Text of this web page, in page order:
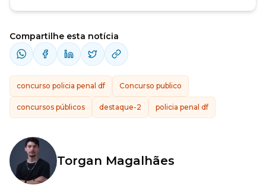
Compartilhe esta notícia
concurso policia penal df Concurso publico
concursos públicos destaque-2 policia penal df
Torgan Magalhães